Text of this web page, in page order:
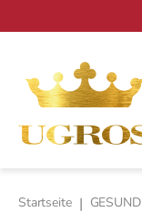
Startseite | GESUND